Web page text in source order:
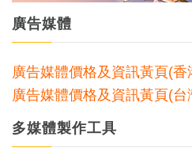
廣告媒體
廣告媒體價格及資訊黃頁(香
廣告媒體價格及資訊黃頁(台
多媒體製作工具